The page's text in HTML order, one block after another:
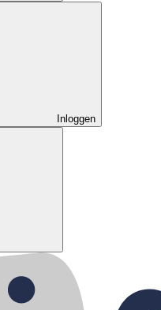
Inloggen